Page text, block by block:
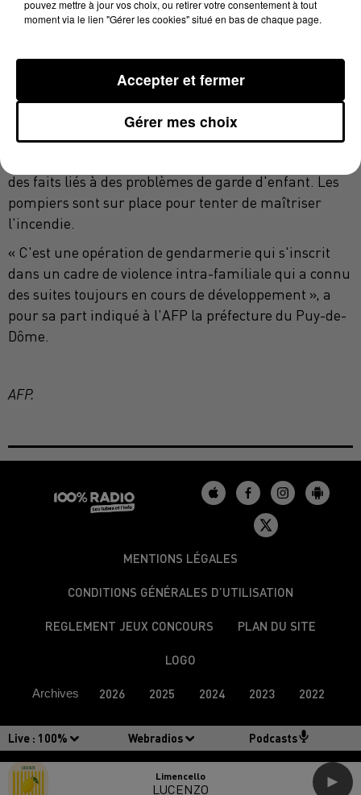
Live : 100% Webradios Podcasts
Limencello
LUCENZO
de l'habitation, faisant deux nouvelles victimes parmi
Clermont-Ferrand qui précise que la femme a pu être
mise en sécurité. « Au moins 7 membres du GIGN
sont sur place. Les plus grandes précautions sont
prises au regard de la dangerosité de l'individu », a
indiqué à l'AFP une source proche de l'enquête.
des faits liés à des problèmes de garde d'enfant. Les
pompiers sont sur place pour tenter de maîtriser
l'incendie.
« C'est une opération de gendarmerie qui s'inscrit
dans un cadre de violence intra-familiale qui a connu
des suites toujours en cours de développement », a
pour sa part indiqué à l'AFP la préfecture du Puy-de-
Dôme.
AFP.
MENTIONS LÉGALES
CONDITIONS GÉNÉRALES D’UTILISATION
REGLEMENT JEUX CONCOURS PLAN DU SITE
LOGO
Archives 2026 2025 2024 2023 2022
pouvez mettre à jour vos choix, ou retirer votre consentement à tout
moment via le lien "Gérer les cookies" situé en bas de chaque page.
Gérer mes choix
Accepter et fermer